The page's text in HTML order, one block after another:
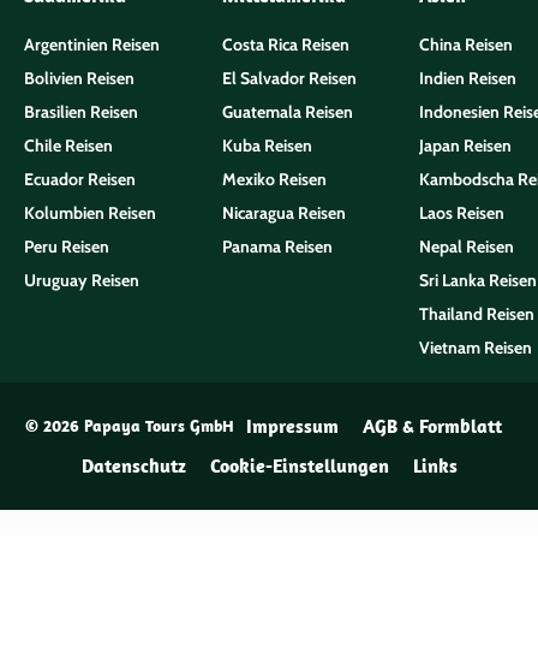
Argentinien Reisen
Bolivien Reisen
Brasilien Reisen
Chile Reisen
Ecuador Reisen
Kolumbien Reisen
Peru Reisen
Uruguay Reisen
Costa Rica Reisen
El Salvador Reisen
Guatemala Reisen
Kuba Reisen
Mexiko Reisen
Nicaragua Reisen
Panama Reisen
China Reisen
Indien Reisen
Indonesien
Japan Reisen
Kambodscha
Laos Reisen
Nepal Reisen
Sri Lanka Reisen
Thailand Reisen
Vietnam Reisen
© 2026 Papaya Tours GmbH Impressum
AGB & Formblatt
Datenschutz
Cookie-Einstellungen Links